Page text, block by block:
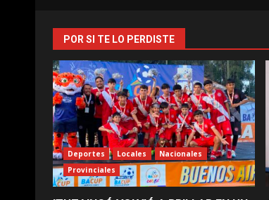
POR SI TE LO PERDISTE
Deportes Locales
Nacionales
Provinciales